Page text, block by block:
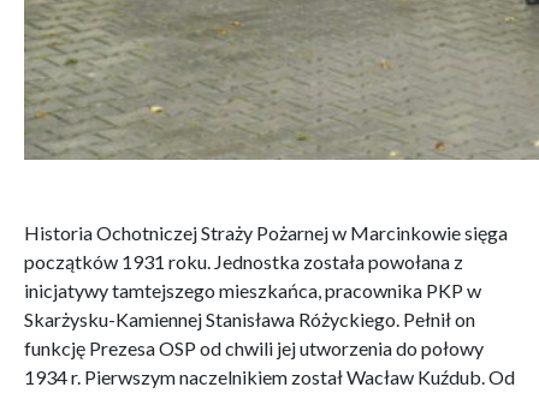
Historia Ochotniczej Straży Pożarnej w Marcinkowie sięga
początków 1931 roku. Jednostka została powołana z
inicjatywy tamtejszego mieszkańca, pracownika PKP w
Skarżysku-Kamiennej Stanisława Różyckiego. Pełnił on
funkcję Prezesa OSP od chwili jej utworzenia do połowy
1934 r. Pierwszym naczelnikiem został Wacław Kuźdub. Od